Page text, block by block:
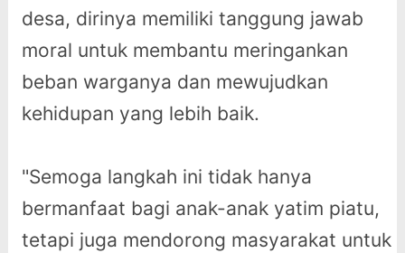
desa, dirinya memiliki tanggung jawab
moral untuk membantu meringankan
beban warganya dan mewujudkan
kehidupan yang lebih baik.
"Semoga langkah ini tidak hanya
bermanfaat bagi anak-anak yatim piatu,
tetapi juga mendorong masyarakat untuk